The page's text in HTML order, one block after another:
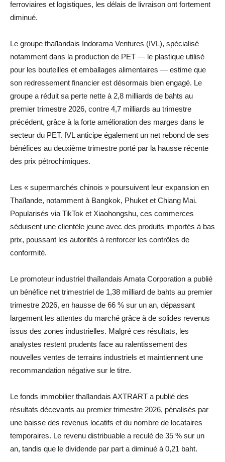
ferroviaires et logistiques, les délais de livraison ont fortement
diminué.
Le groupe thaïlandais Indorama Ventures (IVL), spécialisé
notamment dans la production de PET — le plastique utilisé
pour les bouteilles et emballages alimentaires — estime que
son redressement financier est désormais bien engagé. Le
groupe a réduit sa perte nette à 2,8 milliards de bahts au
premier trimestre 2026, contre 4,7 milliards au trimestre
précédent, grâce à la forte amélioration des marges dans le
secteur du PET. IVL anticipe également un net rebond de ses
bénéfices au deuxième trimestre porté par la hausse récente
des prix pétrochimiques.
Les « supermarchés chinois » poursuivent leur expansion en
Thaïlande, notamment à Bangkok, Phuket et Chiang Mai.
Popularisés via TikTok et Xiaohongshu, ces commerces
séduisent une clientèle jeune avec des produits importés à bas
prix, poussant les autorités à renforcer les contrôles de
conformité.
Le promoteur industriel thaïlandais Amata Corporation a publié
un bénéfice net trimestriel de 1,38 milliard de bahts au premier
trimestre 2026, en hausse de 66 % sur un an, dépassant
largement les attentes du marché grâce à de solides revenus
issus des zones industrielles. Malgré ces résultats, les
analystes restent prudents face au ralentissement des
nouvelles ventes de terrains industriels et maintiennent une
recommandation négative sur le titre.
Le fonds immobilier thaïlandais AXTRART a publié des
résultats décevants au premier trimestre 2026, pénalisés par
une baisse des revenus locatifs et du nombre de locataires
temporaires. Le revenu distribuable a reculé de 35 % sur un
an, tandis que le dividende par part a diminué à 0,21 baht.